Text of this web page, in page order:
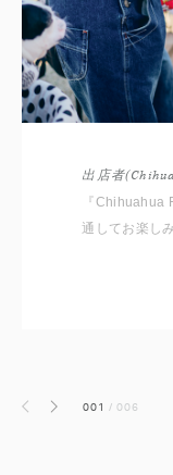
出店者
『Chihuahua
通してお楽し
をご紹介いた
前へ 次へ 001 /006